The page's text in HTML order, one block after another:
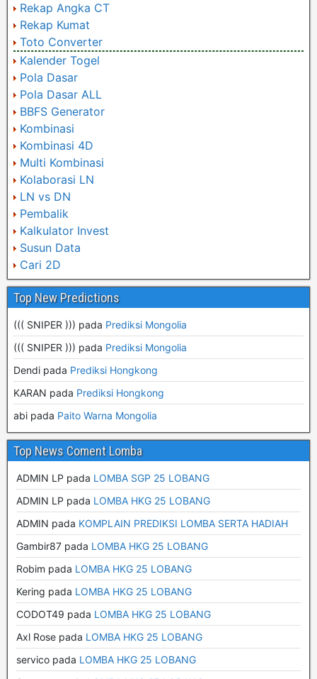
Rekap Angka CT
Rekap Kumat
Toto Converter
Kalender Togel
Pola Dasar
Pola Dasar ALL
BBFS Generator
Kombinasi
Kombinasi 4D
Multi Kombinasi
Kolaborasi LN
LN vs DN
Pembalik
Kalkulator Invest
Susun Data
Cari 2D
Top New Predictions
((( SNIPER ))) pada Prediksi Mongolia
((( SNIPER ))) pada Prediksi Mongolia
Dendi pada Prediksi Hongkong
KARAN pada Prediksi Hongkong
abi pada Paito Warna Mongolia
Top News Coment Lomba
ADMIN LP pada LOMBA SGP 25 LOBANG
ADMIN LP pada LOMBA HKG 25 LOBANG
ADMIN pada KOMPLAIN PREDIKSI LOMBA SERTA HADIAH
Gambir87 pada LOMBA HKG 25 LOBANG
Robim pada LOMBA HKG 25 LOBANG
Kering pada LOMBA HKG 25 LOBANG
CODOT49 pada LOMBA HKG 25 LOBANG
Axl Rose pada LOMBA HKG 25 LOBANG
servico pada LOMBA HKG 25 LOBANG